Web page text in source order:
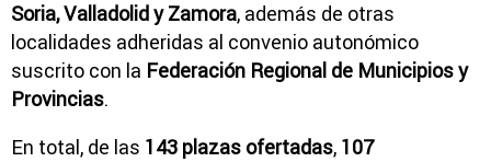
Soria, Valladolid y Zamora, además de otras
localidades adheridas al convenio autonómico
suscrito con la Federación Regional de Municipios y
Provincias.
En total, de las 143 plazas ofertadas, 107